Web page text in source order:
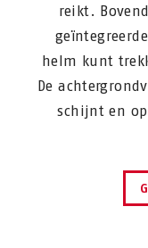
reikt.
helm kunt
De
schijnt en